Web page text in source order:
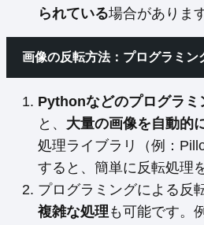
られている場合があります
画像の反転方法：プログラミン
Pythonなどのプログラミ
と、 大量の画像を自動的
処理ライブラリ（例：
すると、簡単に反転処理
プログラミングによる反
複雑な処理 も可能です。